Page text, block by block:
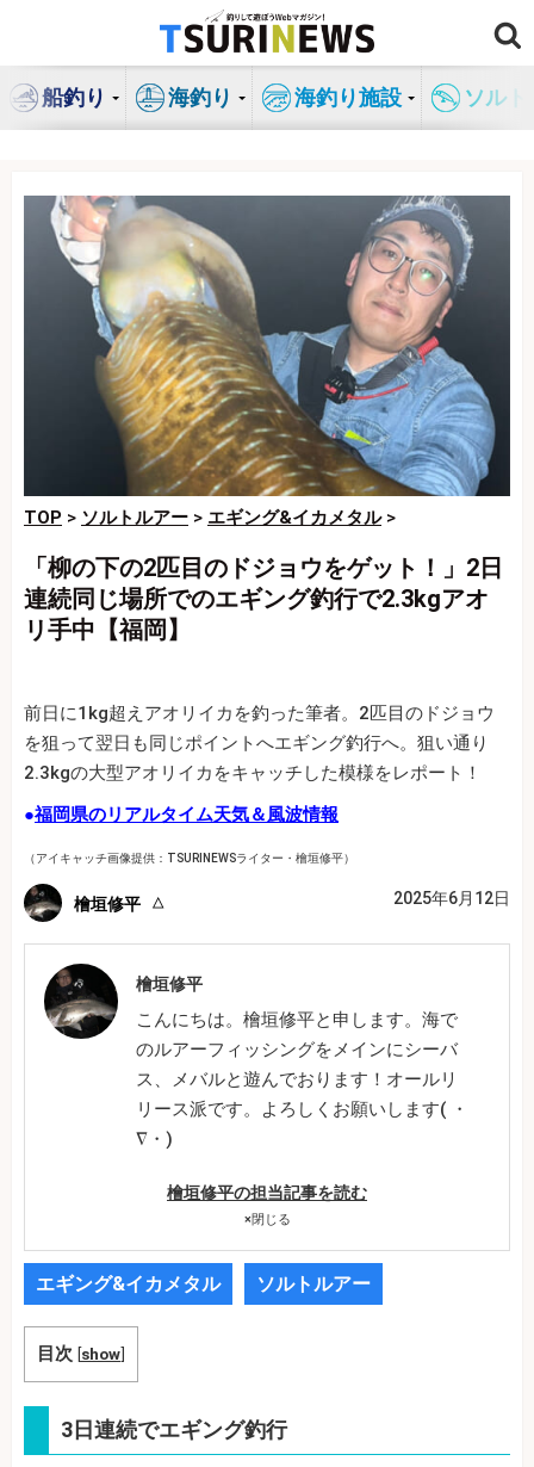
ン
船釣り 海釣り 海釣り施設 ソル
TOP > ソルトルアー > エギング&イカメタル>
「柳の下の2匹目のドジョウをゲット！」2日
連続同じ場所でのエギング釣行で2.3kgアオ
リ手中【福岡】
前日に1kg超えアオリイカを釣った筆者。2匹目のドジョウ
を狙って翌日も同じポイントへエギング釣行へ。狙い通り
2.3kgの大型アオリイカをキャッチした模様をレポート！
●福岡県のリアルタイム天気＆風波情報
（アイキャッチ画像提供：TSURINEWSライター・檜垣修平）
檜垣修平 2025年6月12日
檜垣修平
こんにちは。檜垣修平と申します。海で
のルアーフィッシングをメインにシーバ
ス、メバルと遊んでおります！オールリ
リース派です。よろしくお願いします( ・
∇・)
檜垣修平の担当記事を読む
×閉じる
エギング&イカメタル ソルトルアー
目次 [show]
3日連続でエギング釣行